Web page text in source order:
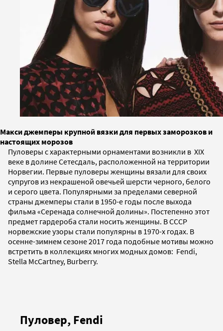
Макси джемперы крупной вязки для первых заморозков и
настоящих морозов
Пуловеры с характерными орнаментами возникли в XIX
веке в долине Сетесдаль, расположенной на территории
Норвегии. Первые пуловеры женщины вязали для своих
супругов из некрашеной овечьей шерсти черного, белого
и серого цвета. Популярными за пределами северной
страны джемперы стали в 1950-е годы после выхода
фильма «Серенада солнечной долины». Постепенно этот
предмет гардероба стали носить женщины. В СССР
норвежские узоры стали популярны в 1970-х годах. В
осенне-зимнем сезоне 2017 года подобные мотивы можно
встретить в коллекциях многих модных домов: Fendi,
Stella McCartney, Burberry.
Пуловер, Fendi